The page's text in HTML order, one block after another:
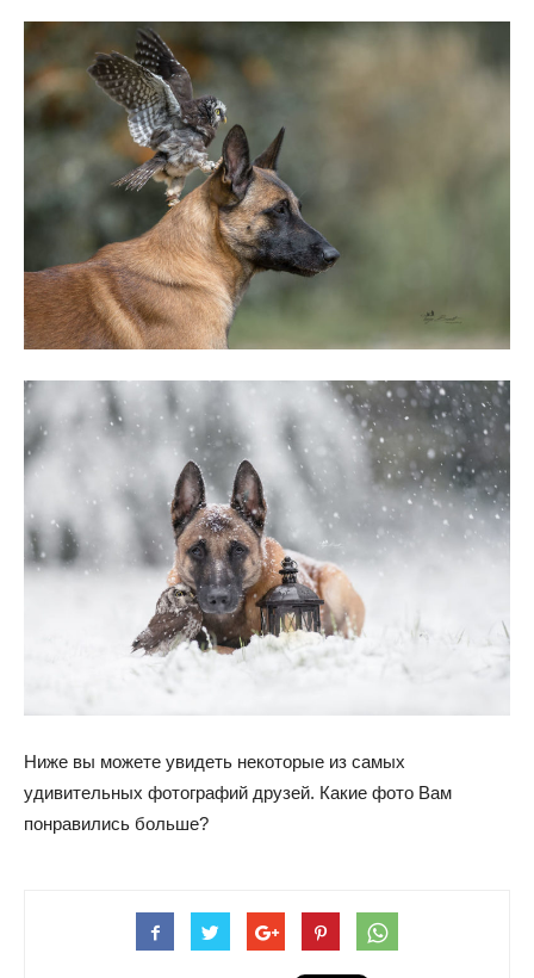
Ниже вы можете увидеть некоторые из самых
удивительных фотографий друзей. Какие фото Вам
понравились больше?